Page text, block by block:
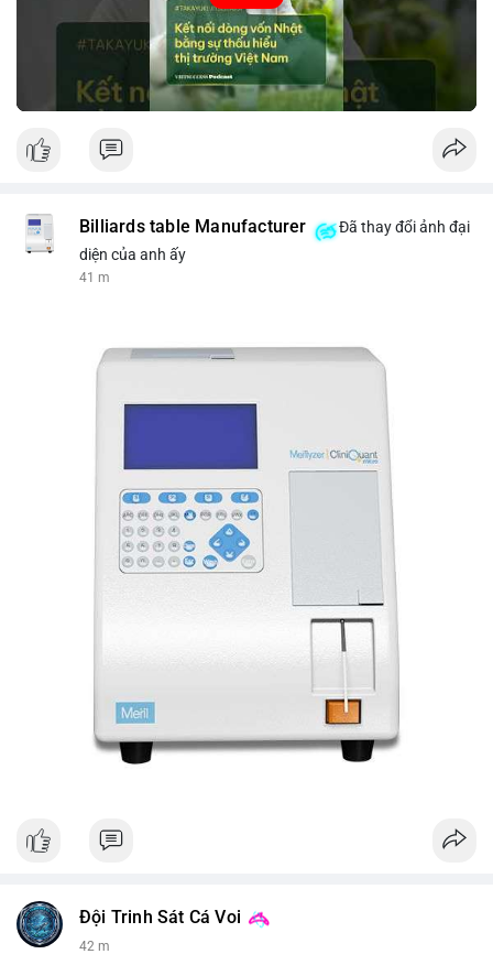
tin thị trường chính xác trong việc giảm rủi ro khi kết nối các
thị trường khác nhau.
🎥 Xem video trực tiếp tại:
Billiards table Manufacturer
Đã thay đổi ảnh đại
diện của anh ấy
41 m
Đội Trinh Sát Cá Voi
42 m